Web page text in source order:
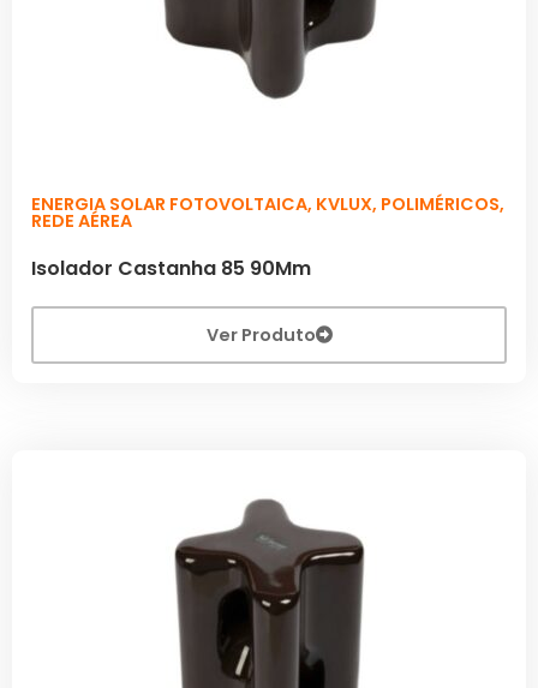
ENERGIA SOLAR FOTOVOLTAICA, KVLUX, POLIMÉRICOS,
REDE AÉREA
Isolador Castanha 85 90Mm
Ver Produto